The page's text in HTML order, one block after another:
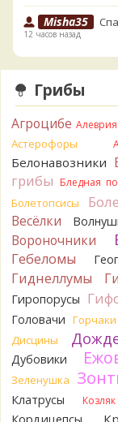
Misha35
12 часов назад
BorisM
точно нет! P.S.
насчёт того, что
хорошо было бы
Разные грибы
BorisM
BorisM
цвета гриба на
сложно выбрать
BorisM
19 часов назад
Verona
2 дня назад
Юрий
Только
2 дня назад
Грибы
Агроцибе Алеврия
Астерофоры
Белонавозники
грибы Бледная
Болетопсисы
Весёлки
Вороночники
Гебеломы
Гиднеллумы
Гиропорусы
Головачи Горчаки
Дисцины
Дубовики
Зеленушка
Клатрусы
Козляк